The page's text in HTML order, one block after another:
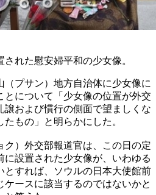
れた慰安婦平和の少女像。
プサン）地方自治体に少女像に
とについて「少女像の位置が外交
譲および慣行の側面で望ましくな
もの」と明らかにした。
ク）外交部報道官は、この日の定
設置された少女像が、いわゆる
とすれば、ソウルの日本大使館前
ケースに該当するのではないかと